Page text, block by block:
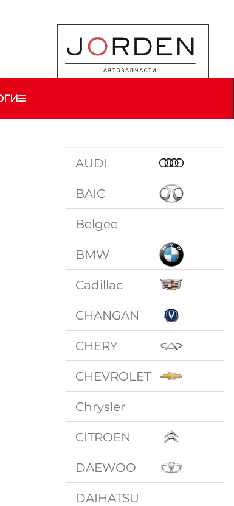
AUDI
BAIC
Belgee
BMW
Cadillac
CHANGAN
CHERY
CHEVROLET
Chrysler
CITROEN
DAEWOO
DAIHATSU